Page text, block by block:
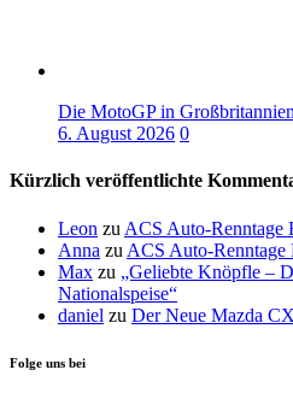
Die MotoGP in
6. August 2026 0
Kürzlich veröffentlichte
Leon zu ACS Auto-Renntage
Anna zu ACS Auto-Renntage
Max zu „Geliebte Knöpfle –
Nationalspeise“
daniel zu Der Neue Mazda
Folge uns bei